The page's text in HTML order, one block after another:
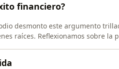
financiero?
desmonto este argumento
presión social de